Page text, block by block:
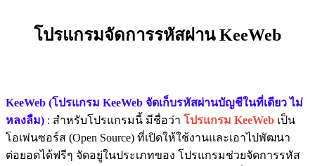
โปรแกรมจัดการรหัสผ่าน KeeWeb
KeeWeb (โปรแกรม KeeWeb จัดเก็บรหัสผ่านบัญชีในที่เดียว ไม่
หลงลืม) : สำหรับโปรแกรมนี้ มีชื่อว่า โปรแกรม KeeWeb เป็น
โอเพ่นซอร์ส (Open Source) ที่เปิดให้ใช้งานและเอาไปพัฒนา
ต่อยอดได้ฟรีๆ จัดอยู่ในประเภทของ โปรแกรมช่วยจัดการรหัส